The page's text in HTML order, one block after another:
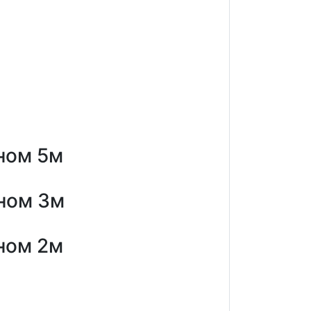
5м
3м
2м